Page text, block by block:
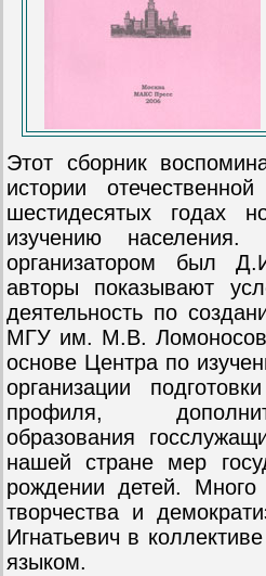
Этот сборник
истории
шестидесятых годах
изучению
организатором был
авторы показывают
деятельность по
МГУ им. М.В.
основе Центра по
организации
профиля,
образования
нашей стране мер
рождении детей. Много
творчества и
Игнатьевич в
языком.